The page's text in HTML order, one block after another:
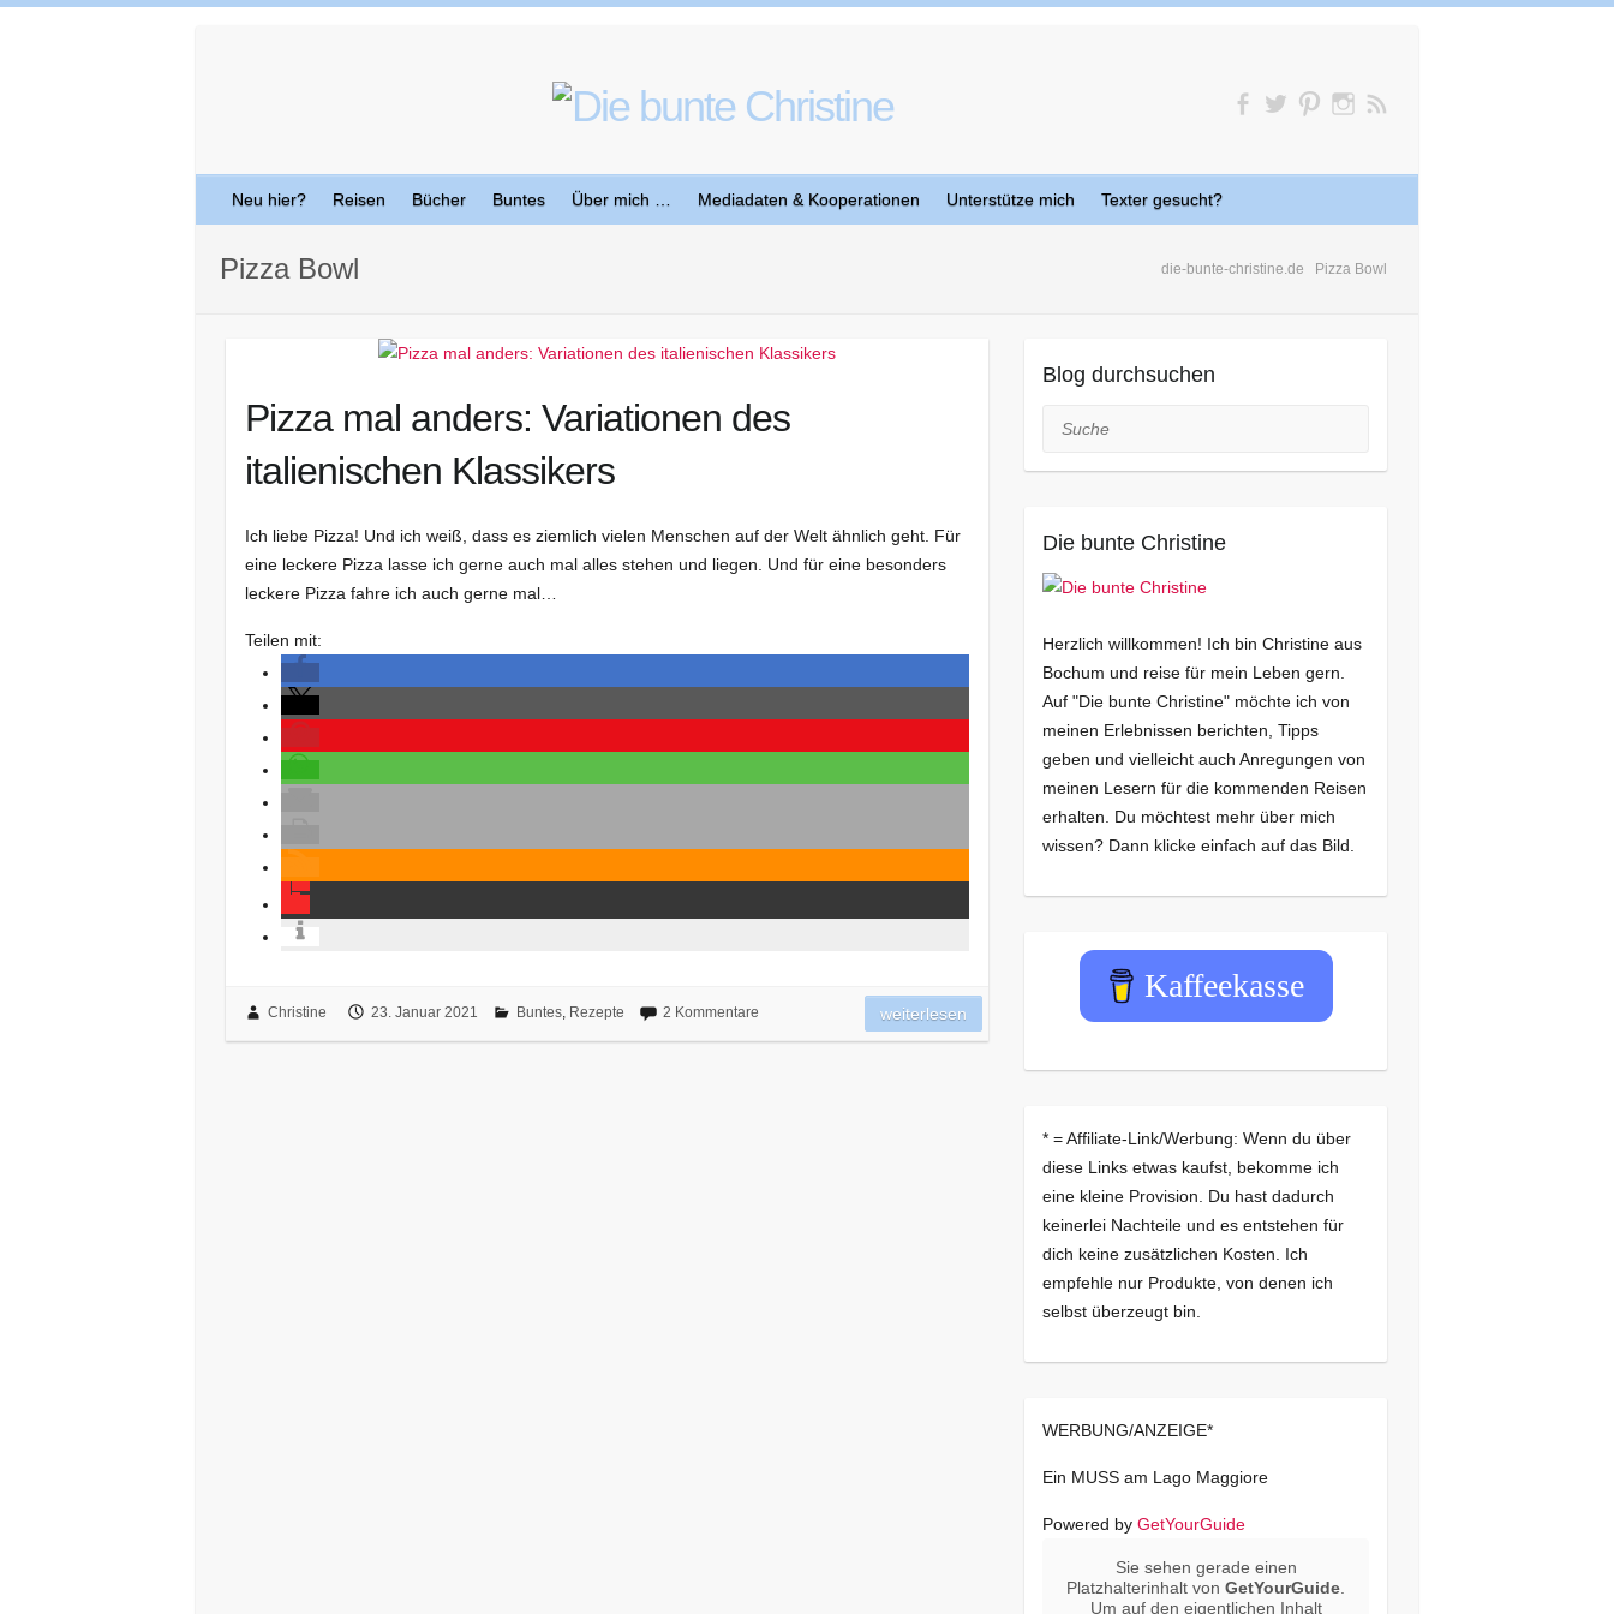
Neu hier? Reisen Bücher Buntes Über mich … Mediadaten & Kooperationen Unterstütze mich Texter gesucht?
die-bunte-christine.de Pizza Bowl
Pizza Bowl
Pizza mal anders: Variationen des
italienischen Klassikers
Ich liebe Pizza! Und ich weiß, dass es ziemlich vielen Menschen auf der Welt ähnlich geht. Für
eine leckere Pizza lasse ich gerne auch mal alles stehen und liegen. Und für eine besonders
leckere Pizza fahre ich auch gerne mal…
Teilen mit:
Christine 23. Januar 2021 Buntes, Rezepte 2 Kommentare weiterlesen
Blog durchsuchen
Suche
Die bunte Christine
Herzlich willkommen! Ich bin Christine aus
Bochum und reise für mein Leben gern.
Auf "Die bunte Christine" möchte ich von
meinen Erlebnissen berichten, Tipps
geben und vielleicht auch Anregungen von
meinen Lesern für die kommenden Reisen
erhalten. Du möchtest mehr über mich
wissen? Dann klicke einfach auf das Bild.
Kaffeekasse
* = Affiliate-Link/Werbung: Wenn du über
diese Links etwas kaufst, bekomme ich
eine kleine Provision. Du hast dadurch
keinerlei Nachteile und es entstehen für
dich keine zusätzlichen Kosten. Ich
empfehle nur Produkte, von denen ich
selbst überzeugt bin.
WERBUNG/ANZEIGE*
Ein MUSS am Lago Maggiore
Powered by GetYourGuide
Sie sehen gerade einen
Platzhalterinhalt vonGetYourGuide
Um auf den eigentlichen Inhalt